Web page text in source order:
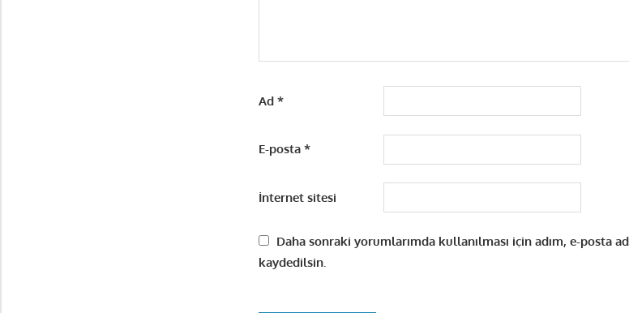
Ad*
E-posta*
İnternet sitesi
Daha sonraki yorumlarımda kullanılması için adım, e-posta
kaydedilsin.